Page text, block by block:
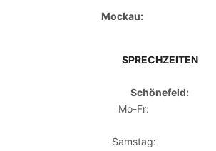
Mockau:
SPRECHZEITEN
Schönefeld:
Mo-Fr:
Samstag: